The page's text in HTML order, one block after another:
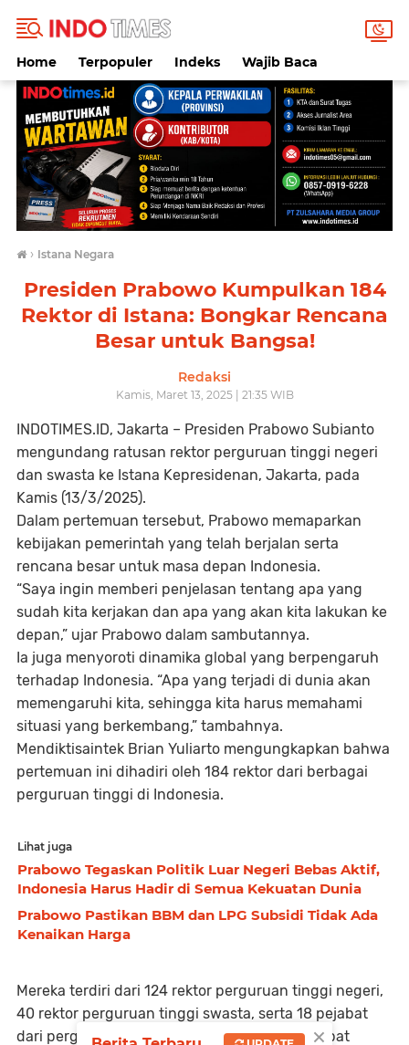
Home Terpopuler Indeks Wajib Baca
› Istana Negara
Presiden Prabowo Kumpulkan 184
Rektor di Istana: Bongkar Rencana
Besar untuk Bangsa!
Redaksi
Kamis, Maret 13, 2025 | 21:35 WIB
INDOTIMES.ID, Jakarta – Presiden Prabowo Subianto
mengundang ratusan rektor perguruan tinggi negeri
dan swasta ke Istana Kepresidenan, Jakarta, pada
Kamis (13/3/2025).
Dalam pertemuan tersebut, Prabowo memaparkan
kebijakan pemerintah yang telah berjalan serta
rencana besar untuk masa depan Indonesia.
“Saya ingin memberi penjelasan tentang apa yang
sudah kita kerjakan dan apa yang akan kita lakukan ke
depan,” ujar Prabowo dalam sambutannya.
Ia juga menyoroti dinamika global yang berpengaruh
terhadap Indonesia. “Apa yang terjadi di dunia akan
memengaruhi kita, sehingga kita harus memahami
situasi yang berkembang,” tambahnya.
Mendiktisaintek Brian Yuliarto mengungkapkan bahwa
pertemuan ini dihadiri oleh 184 rektor dari berbagai
perguruan tinggi di Indonesia.
Lihat juga
Prabowo Tegaskan Politik Luar Negeri Bebas Aktif,
Indonesia Harus Hadir di Semua Kekuatan Dunia
Prabowo Pastikan BBM dan LPG Subsidi Tidak Ada
Kenaikan Harga
Mereka terdiri dari 124 rektor perguruan tinggi negeri,
40 rektor perguruan tinggi swasta, serta 18 pejabat
dari perguruan tinggi keagamaan dan 17 pejabat
×